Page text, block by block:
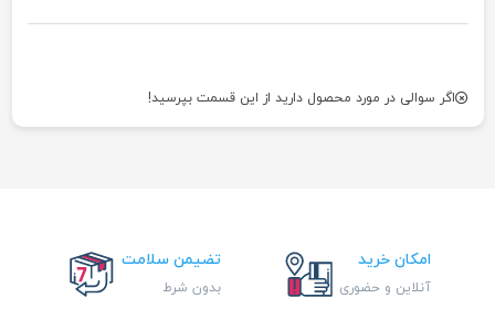
اگر سوالی در مورد محصول دارید از این قسمت بپرسید!
امکان خرید
آنلاین و حضوری
تضیمن سلامت
بدون شرط